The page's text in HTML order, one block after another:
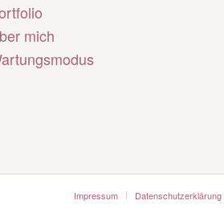
mich
Impressum Datenschutzerklärung